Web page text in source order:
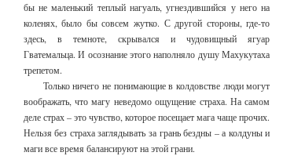
бы не маленький теплый нагуаль, угнездившийся у него на
коленях, было бы совсем жутко. С другой стороны, где-то
здесь, в темноте, скрывался и чудовищный ягуар
Гватемальца. И осознание этого наполняло душу Махукутаха
трепетом.
Только ничего не понимающие в колдовстве люди могут
воображать, что магу неведомо ощущение страха. На самом
деле страх – это чувство, которое посещает мага чаще прочих.
Нельзя без страха заглядывать за грань бездны – а колдуны и
маги все время балансируют на этой грани.